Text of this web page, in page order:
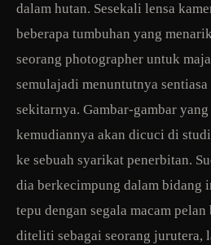
dalam hutan. Sesekali lensa
beberapa tumbuhan yang
seorang photographer untuk
semulajadi menuntutnya
sekitarnya. Gambar-gambar
kemudiannya akan dicuci di
ke sebuah syarikat penerbitan.
dia berkecimpung dalam bidang
tepu dengan segala macam
diteliti sebagai seorang jurutera,